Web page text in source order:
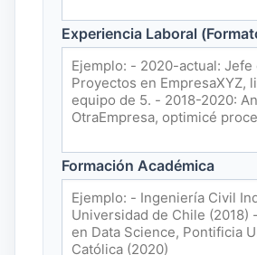
Experiencia Laboral
Formación Académica